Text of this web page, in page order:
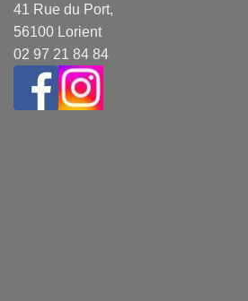
41 Rue du Port,
56100 Lorient
02 97 21 84 84